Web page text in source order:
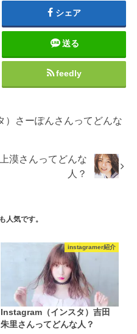
シェア
送る
feedly
）さーぽんさんってどんな
漠さんってどんな
人？
人気です。
instagramer紹介
Instagram（インスタ）吉田
朱里さんってどんな人？